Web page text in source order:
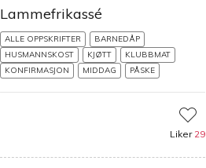
Lammefrikassé
ALLE OPPSKRIFTER
BARNEDÅP
HUSMANNSKOST
KJØTT
KLUBBMAT
KONFIRMASJON
MIDDAG PÅSKE
Liker 29